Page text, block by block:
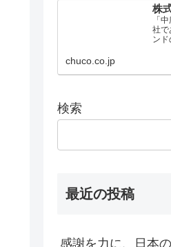
株
「
社で
ン
chuco.co.jp
検索
最近の投稿
感謝を力に、日本